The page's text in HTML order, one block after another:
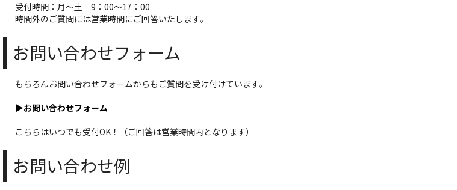
受付時間：月～土 9：00～17：00
時間外のご質問には営業時間にご回答いたします。
お問い合わせフォーム
もちろんお問い合わせフォームからもご質問を受け付けています。
▶お問い合わせフォーム
こちらはいつでも受付OK！（ご回答は営業時間内となります）
お問い合わせ例